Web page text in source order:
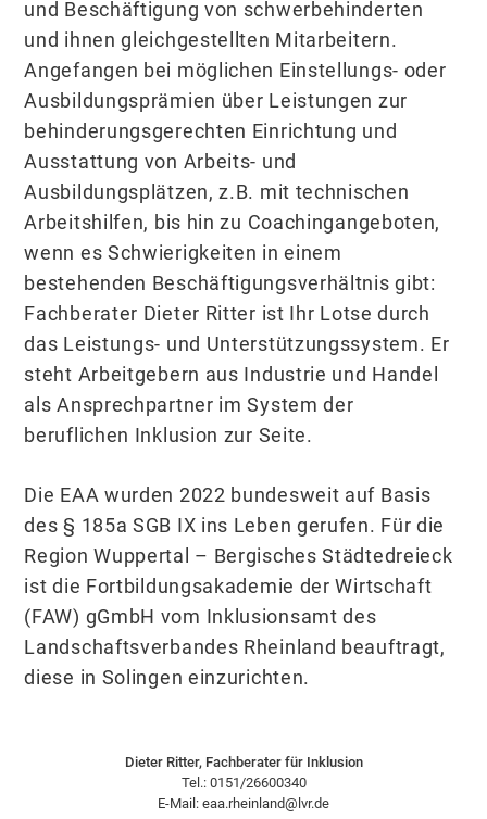
und Beschäftigung von schwerbehinderten
und ihnen gleichgestellten Mitarbeitern.
Angefangen bei möglichen Einstellungs- oder
Ausbildungsprämien über Leistungen zur
behinderungsgerechten Einrichtung und
Ausstattung von Arbeits- und
Ausbildungsplätzen, z.B. mit technischen
Arbeitshilfen, bis hin zu Coachingangeboten,
wenn es Schwierigkeiten in einem
bestehenden Beschäftigungsverhältnis gibt:
Fachberater Dieter Ritter ist Ihr Lotse durch
das Leistungs- und Unterstützungssystem. Er
steht Arbeitgebern aus Industrie und Handel
als Ansprechpartner im System der
beruflichen Inklusion zur Seite.
Die EAA wurden 2022 bundesweit auf Basis
des § 185a SGB IX ins Leben gerufen. Für die
Region Wuppertal – Bergisches Städtedreieck
ist die Fortbildungsakademie der Wirtschaft
(FAW) gGmbH vom Inklusionsamt des
Landschaftsverbandes Rheinland beauftragt,
diese in Solingen einzurichten.
Dieter Ritter, Fachberater für Inklusion
Tel.: 0151/26600340
E-Mail: eaa.rheinland@lvr.de